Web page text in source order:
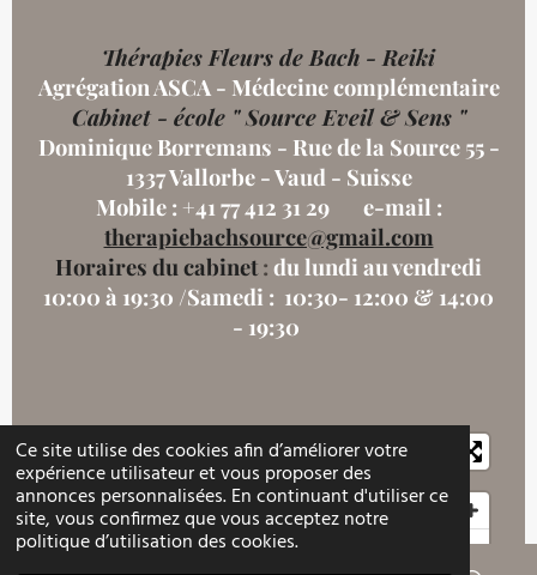
Ce site utilise des cookies afin d’améliorer votre
expérience utilisateur et vous proposer des
annonces personnalisées. En continuant d'utiliser ce
site, vous confirmez que vous acceptez notre
politique d’utilisation des cookies.
Thérapies Fleurs de Bach - Reiki
Agrégation ASCA - Médecine complémentaire
Cabinet - école " Source Eveil & Sens "
Dominique Borremans - Rue de la Source 55 -
1337 Vallorbe - Vaud - Suisse
Mobile : +41 77 412 31 29 e-mail :
therapiebachsource@gmail.com
Horaires du cabinet: du lundi au vendredi
10:00 à 19:30 /Samedi : 10:30- 12:00 & 14:00
- 19:30